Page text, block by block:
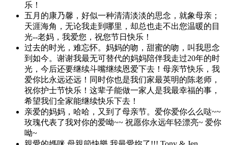
乐！
五月的康乃馨，好似一种清清淡淡的思念，就象母亲；
天涯海角，无论我走到哪里，却总也走不出您温暖的目
光--老妈，我爱您，祝您节日快乐！
过去的时光，难忘怀。妈妈的吻，甜蜜的吻，叫我思念
到如今。谢谢我最无可替代的妈妈陪伴我走过20年的时
光，今后还要继续斗嘴继续恩爱下去！母亲节快乐，我
爱你比永远还远！同时你也是我们家最英明的陈老师，
祝你护士节快乐！这辈子能做一家人是我最幸福的事，
希望我们全家能继续快乐下去！
亲爱的妈妈，哈哈，又到了母亲节。爱你爱你么么哒~~
玫瑰代表了我对你的爱呦~~ 祝愿你永远年轻漂亮~ 爱你
呦~